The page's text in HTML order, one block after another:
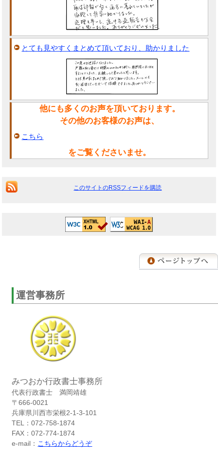
とても見やすくまとめて頂いており、助かりました
他にも多くのお声を頂いております。
その他のお客様のお声は、
こちら
をご覧くださいませ。
このサイトのRSSフィードを購読
運営事務所
みつおか行政書士事務所
代表行政書士 満岡靖雄
〒666-0021
兵庫県川西市栄根2-1-3-101
TEL：072-758-1874
FAX：072-774-1874
e-mail： こちらからどうぞ